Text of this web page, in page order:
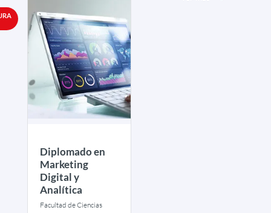
Diplomado en
Marketing
Digital y
Analítica
Facultad de Ciencias